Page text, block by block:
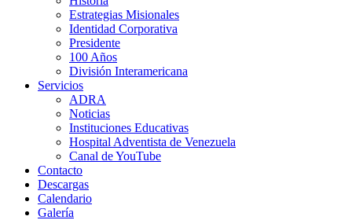
Estrategias Misionales
Identidad Corporativa
Presidente
100 Años
División Interamericana
Servicios
ADRA
Noticias
Instituciones Educativas
Hospital Adventista de Venezuela
Canal de YouTube
Contacto
Descargas
Calendario
Galería